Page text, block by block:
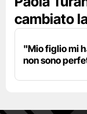
cambiato
"Mio figlio mi
non sono